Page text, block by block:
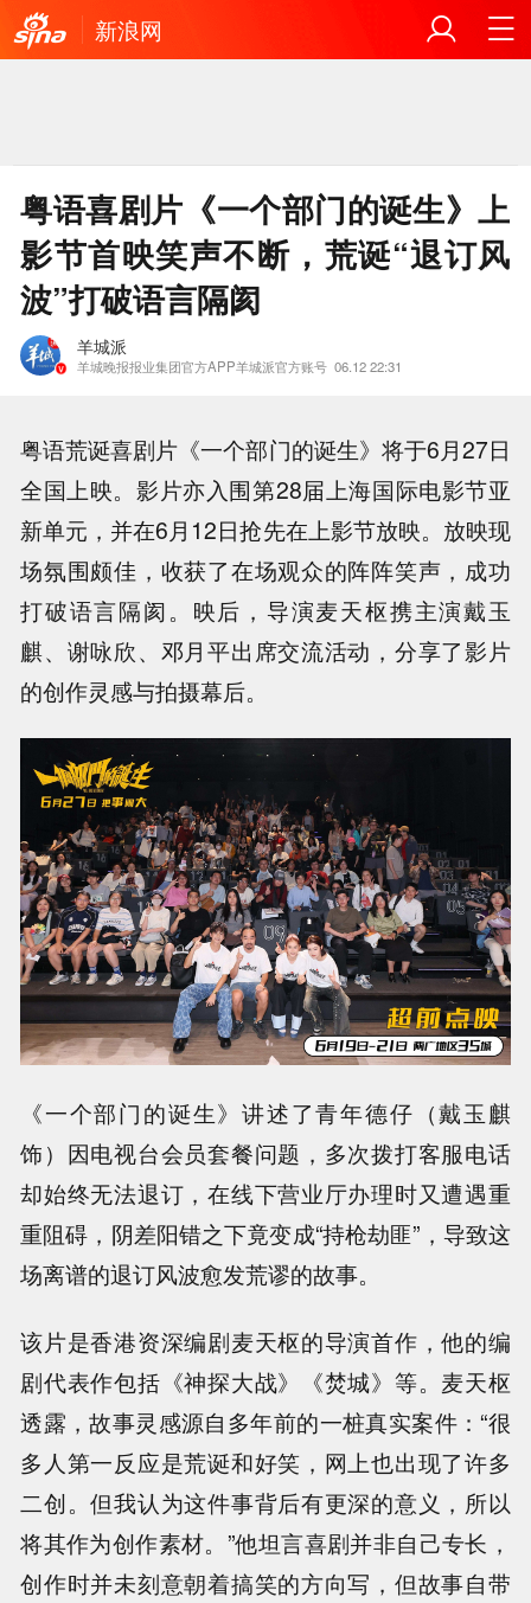
新浪网
粤语喜剧片《一个部门的诞生》上
影节首映笑声不断，荒诞“退订风
波”打破语言隔阂
羊城派
羊城晚报报业集团官方APP羊城派官方账号 06.12 22:31
粤语荒诞喜剧片《一个部门的诞生》将于6月27日
全国上映。影片亦入围第28届上海国际电影节亚
新单元，并在6月12日抢先在上影节放映。放映现
场氛围颇佳，收获了在场观众的阵阵笑声，成功
打破语言隔阂。映后，导演麦天枢携主演戴玉
麒、谢咏欣、邓月平出席交流活动，分享了影片
的创作灵感与拍摄幕后。
《一个部门的诞生》讲述了青年德仔（戴玉麒
饰）因电视台会员套餐问题，多次拨打客服电话
却始终无法退订，在线下营业厅办理时又遭遇重
重阻碍，阴差阳错之下竟变成“持枪劫匪”，导致这
场离谱的退订风波愈发荒谬的故事。
该片是香港资深编剧麦天枢的导演首作，他的编
剧代表作包括《神探大战》《焚城》等。麦天枢
透露，故事灵感源自多年前的一桩真实案件：“很
多人第一反应是荒诞和好笑，网上也出现了许多
二创。但我认为这件事背后有更深的意义，所以
将其作为创作素材。”他坦言喜剧并非自己专长，
创作时并未刻意朝着搞笑的方向写，但故事自带